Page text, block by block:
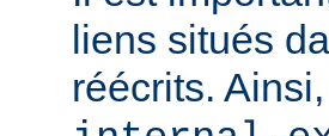
liens situés
réécrits.